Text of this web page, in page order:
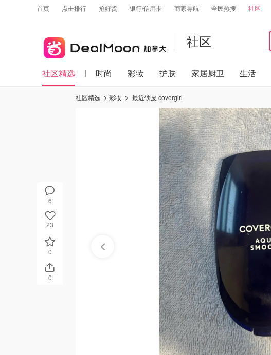
首页 点击排行 抢好货 银行/信用卡 商家导航 全民热搜 社区
社区
社区精选 时尚 彩妆 护肤 家居厨卫 生活
6
23
0
0
社区精选 彩妆 最近铁皮 covergirl